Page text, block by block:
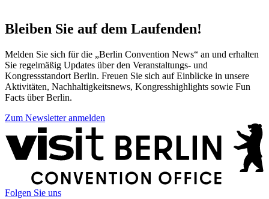
Bleiben Sie auf dem Laufenden!
Melden Sie sich für die „Berlin Convention News“ an und erhalten
Sie regelmäßig Updates über den Veranstaltungs- und
Kongressstandort Berlin. Freuen Sie sich auf Einblicke in unsere
Aktivitäten, Nachhaltigkeitsnews, Kongresshighlights sowie Fun
Facts über Berlin.
Zum Newsletter anmelden
Weitere
Informationen
Folgen Sie uns